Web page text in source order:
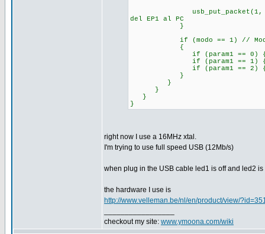
usb_put_packet(1, envia, 1,
del EP1 al PC
}
if (modo == 1) //
{
if (param1 == 0)
if (param1 == 1)
if (param1 == 2)
}
}
}
}
}
right now I use a 16MHz xtal.
I'm trying to use full speed USB (12Mb/s)
when plug in the USB cable led1 is off and led2
the hardware I use is
http://www.velleman.be/nl/en/product/view/
checkout my site: www.ymoona.com/wiki